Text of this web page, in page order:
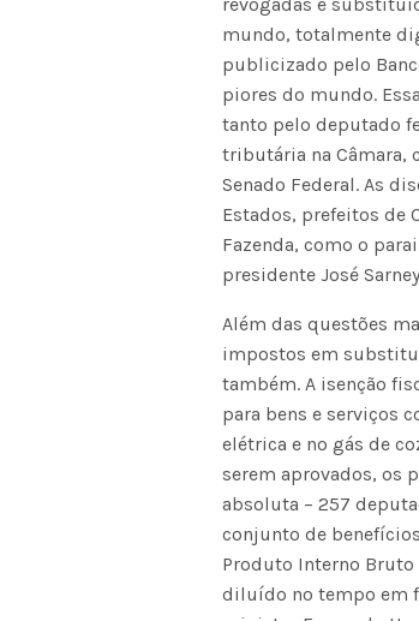
mundo, totalmente
publicizado pelo
piores do mundo.
tanto pelo deputado
tributária na Câmara,
Senado Federal. As
Estados, prefeitos de
Fazenda, como o
presidente José
Além das questões
impostos em
também. A isenção
para bens e serviços
elétrica e no gás de
serem aprovados, os
absoluta – 257
conjunto de
Produto Interno Bruto
diluído no tempo em